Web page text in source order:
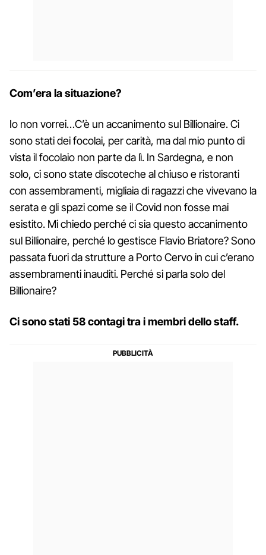
Com’era la situazione?
Io non vorrei…C’è un accanimento sul Billionaire. Ci
sono stati dei focolai, per carità, ma dal mio punto di
vista il focolaio non parte da lì. In Sardegna, e non
solo, ci sono state discoteche al chiuso e ristoranti
con assembramenti, migliaia di ragazzi che vivevano la
serata e gli spazi come se il Covid non fosse mai
esistito. Mi chiedo perché ci sia questo accanimento
sul Billionaire, perché lo gestisce Flavio Briatore? Sono
passata fuori da strutture a Porto Cervo in cui c’erano
assembramenti inauditi. Perché si parla solo del
Billionaire?
Ci sono stati 58 contagi tra i membri dello staff.